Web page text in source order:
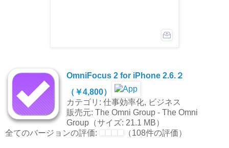
OmniFocus 2 for iPhone 2.6.２
（￥4,800）
カテゴリ: 仕事効率化, ビジネス
販売元: The Omni Group - The Omni
Group（サイズ: 21.1 MB）
全てのバージョンの評価:
（108件の評価）